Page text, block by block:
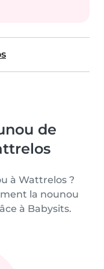
de
à Wattrelos ?
la nounou
à Babysits.